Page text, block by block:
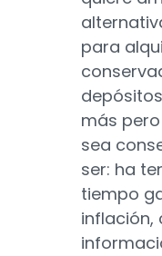
para
más
sea
ser: ha
tiempo
inflación,